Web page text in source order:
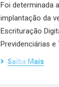
Foi determinada
implantação da
Escrituração
Previdenciárias e
Saiba Mais